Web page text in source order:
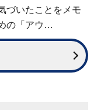
づいたことをメモ
の「アウ…